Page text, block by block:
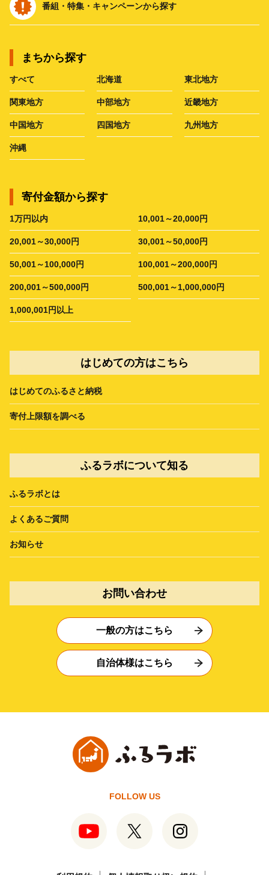
番組・特集・キャンペーンから探す
まちから探す
すべて 北海道 東北地方
関東地方 中部地方 近畿地方
中国地方 四国地方 九州地方
沖縄
寄付金額から探す
1万円以内 10,001～20,000円
20,001～30,000円 30,001～50,000円
50,001～100,000円 100,001～200,000円
200,001～500,000円 500,001～1,000,000円
1,000,001円以上
はじめての方はこちら
はじめてのふるさと納税
寄付上限額を調べる
ふるラボについて知る
ふるラボとは
よくあるご質問
お知らせ
お問い合わせ
一般の方はこちら
自治体様はこちら
FOLLOW US